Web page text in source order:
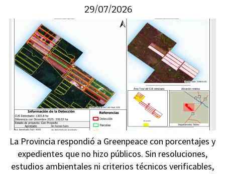
29/07/2026
La Provincia respondió a Greenpeace con porcentajes y
expedientes que no hizo públicos. Sin resoluciones,
estudios ambientales ni criterios técnicos verificables,